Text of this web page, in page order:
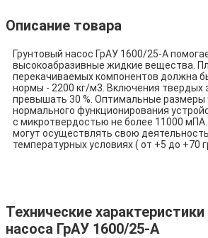
Описание товара
Грунтовый насос ГрАУ 1600/25-А
высокоабразивные жидкие вещества.
перекачиваемых компонентов должна
нормы - 2200 кг/м3. Включения
превышать 30 %. Оптимальные размеры
нормального функционирования
с микротвердостью не более 11000
могут осуществлять свою
температурных условиях ( от +5 до +70
Технические
насоса ГрАУ 1600/25-А